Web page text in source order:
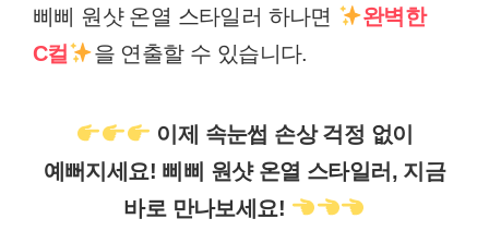
삐삐 원샷 온열 스타일러 하나면
완벽한
C컬
을 연출할 수 있습니다.
이제 속눈썹 손상 걱정 없이
예뻐지세요! 삐삐 원샷 온열 스타일러, 지금
바로 만나보세요!